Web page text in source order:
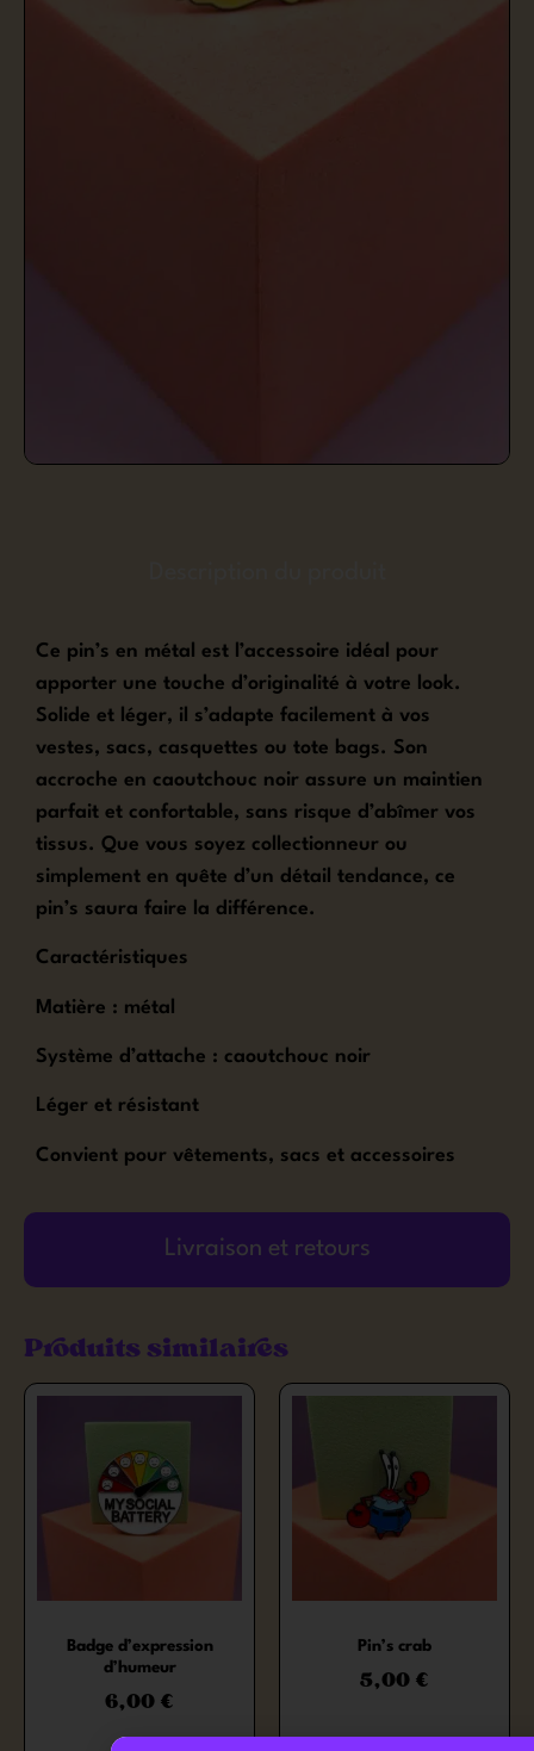
Livraison et retours
Ce pin’s en métal est l’accessoire idéal pour
apporter une touche d’originalité à votre look.
Solide et léger, il s’adapte facilement à vos
vestes, sacs, casquettes ou tote bags. Son
accroche en caoutchouc noir assure un maintien
parfait et confortable, sans risque d’abîmer vos
tissus. Que vous soyez collectionneur ou
simplement en quête d’un détail tendance, ce
pin’s saura faire la différence.
Caractéristiques
Matière : métal
Système d’attache : caoutchouc noir
Léger et résistant
Convient pour vêtements, sacs et accessoires
Produits similaires
Badge d’expression
d’humeur
6,00 €
Pin’s crab
5,00 €